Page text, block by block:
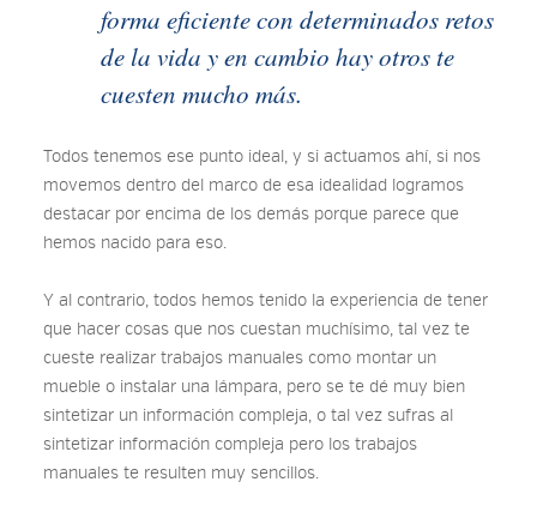
forma eficiente con determinados retos
de la vida y en cambio hay otros te
cuesten mucho más.
Todos tenemos ese punto ideal, y si actuamos ahí, si nos
movemos dentro del marco de esa idealidad logramos
destacar por encima de los demás porque parece que
hemos nacido para eso.
Y al contrario, todos hemos tenido la experiencia de tener
que hacer cosas que nos cuestan muchísimo, tal vez te
cueste realizar trabajos manuales como montar un
mueble o instalar una lámpara, pero se te dé muy bien
sintetizar un información compleja, o tal vez sufras al
sintetizar información compleja pero los trabajos
manuales te resulten muy sencillos.